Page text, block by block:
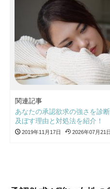
関連記事
あなたの承認欲求の強さを診
及ぼす理由と対処法を紹介！
2019年11月17日 2026年07月21日